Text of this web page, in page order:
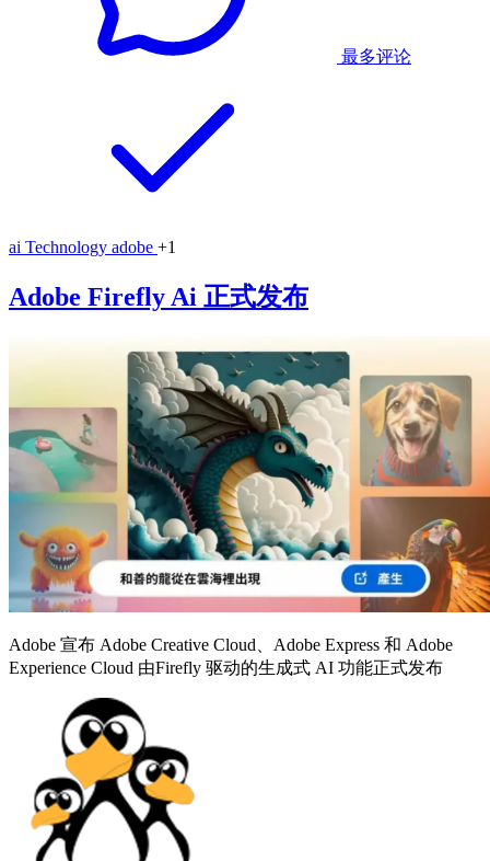
最多评论
ai Technology adobe +1
Adobe Firefly Ai 正式发布
Adobe 宣布 Adobe Creative Cloud、Adobe Express 和 Adobe
Experience Cloud 由Firefly 驱动的生成式 AI 功能正式发布